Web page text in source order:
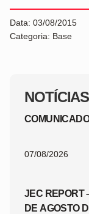
07/08/2026
JEC REPORT
DE AGOSTO
Data: 03/08/2015
Categoria: Base